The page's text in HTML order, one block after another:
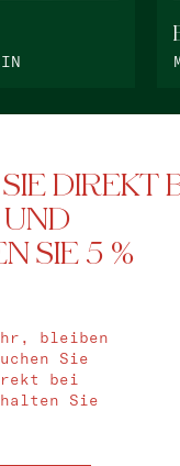
DIREKT
SIE 5 %
bleiben
Sie
bei
Sie